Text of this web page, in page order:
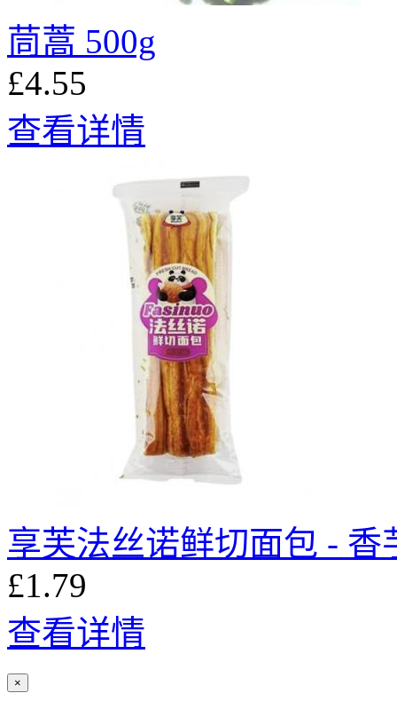
茼蒿 500g
£4.55
查看详情
享芙法丝诺鲜切面包 - 香
£1.79
查看详情
×